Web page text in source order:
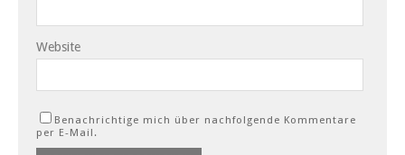
Website
Benachrichtige mich über nachfolgende Kommentare
per E-Mail.